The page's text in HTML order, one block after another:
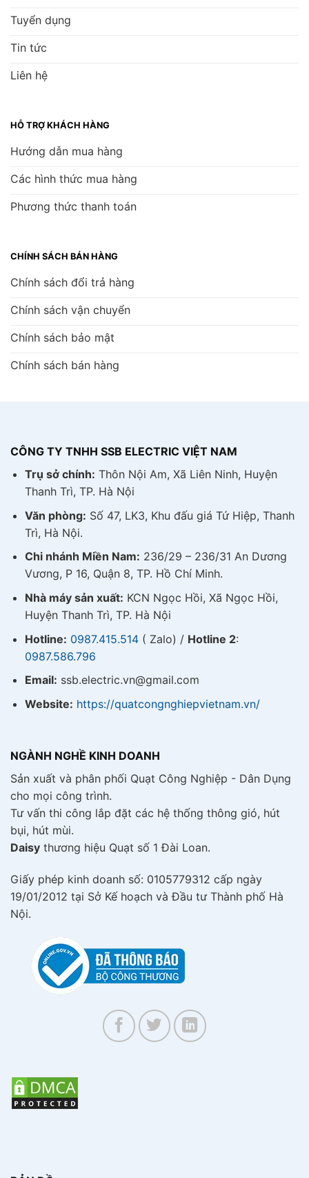
Tuyển dụng
Tin tức
Liên hệ
HỖ TRỢ KHÁCH HÀNG
Hướng dẫn mua hàng
Các hình thức mua hàng
Phương thức thanh toán
CHÍNH SÁCH BÁN HÀNG
Chính sách đổi trả hàng
Chính sách vận chuyển
Chính sách bảo mật
Chính sách bán hàng
CÔNG TY TNHH SSB ELECTRIC VIỆT NAM
Trụ sở chính: Thôn Nội Am, Xã Liên Ninh, Huyện
Thanh Trì, TP. Hà Nội
Văn phòng: Số 47, LK3, Khu đấu giá Tứ Hiệp, Thanh
Trì, Hà Nội.
Chi nhánh Miền Nam: 236/29 – 236/31 An Dương
Vương, P 16, Quận 8, TP. Hồ Chí Minh.
Nhà máy sản xuất: KCN Ngọc Hồi, Xã Ngọc Hồi,
Huyện Thanh Trì, TP. Hà Nội
Hotline: 0987.415.514( Zalo) / Hotline 2:
0987.586.796
Email: ssb.electric.vn@gmail.com
Website: https://quatcongnghiepvietnam.vn/
NGÀNH NGHỀ KINH DOANH
Sản xuất và phân phối Quạt Công Nghiệp - Dân Dụng
cho mọi công trình.
Tư vấn thi công lắp đặt các hệ thống thông gió, hút
bụi, hút mùi.
Daisy thương hiệu Quạt số 1 Đài Loan.
Giấy phép kinh doanh số: 0105779312 cấp ngày
19/01/2012 tại Sở Kế hoạch và Đầu tư Thành phố Hà
Nội.